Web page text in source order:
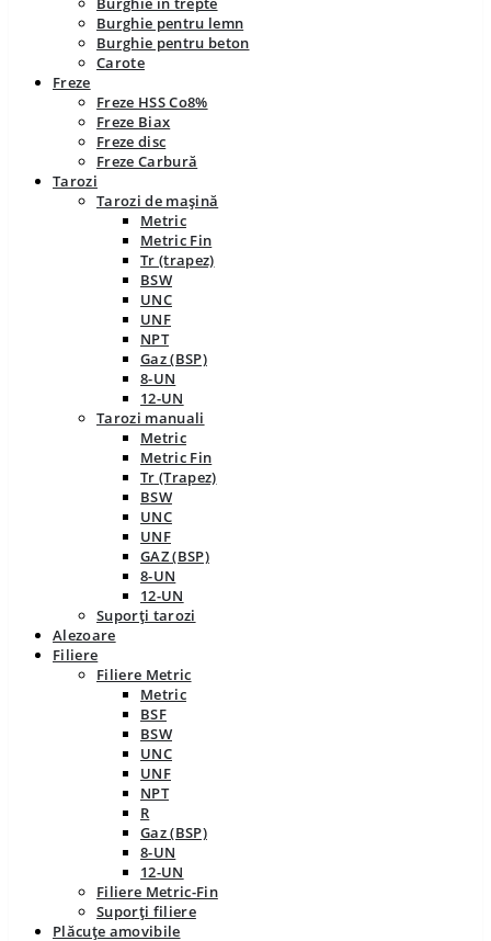
Burghie pentru lemn
Burghie pentru beton
Carote
Freze
Freze HSS Co8%
Freze Biax
Freze disc
Freze Carbură
Tarozi
Tarozi de mașină
Metric
Metric Fin
Tr (trapez)
BSW
UNC
UNF
NPT
Gaz (BSP)
8-UN
12-UN
Tarozi manuali
Metric
Metric Fin
Tr (Trapez)
BSW
UNC
UNF
GAZ (BSP)
8-UN
12-UN
Suporți tarozi
Alezoare
Filiere
Filiere Metric
Metric
BSF
BSW
UNC
UNF
NPT
R
Gaz (BSP)
8-UN
12-UN
Filiere Metric-Fin
Suporți filiere
Plăcuțe amovibile